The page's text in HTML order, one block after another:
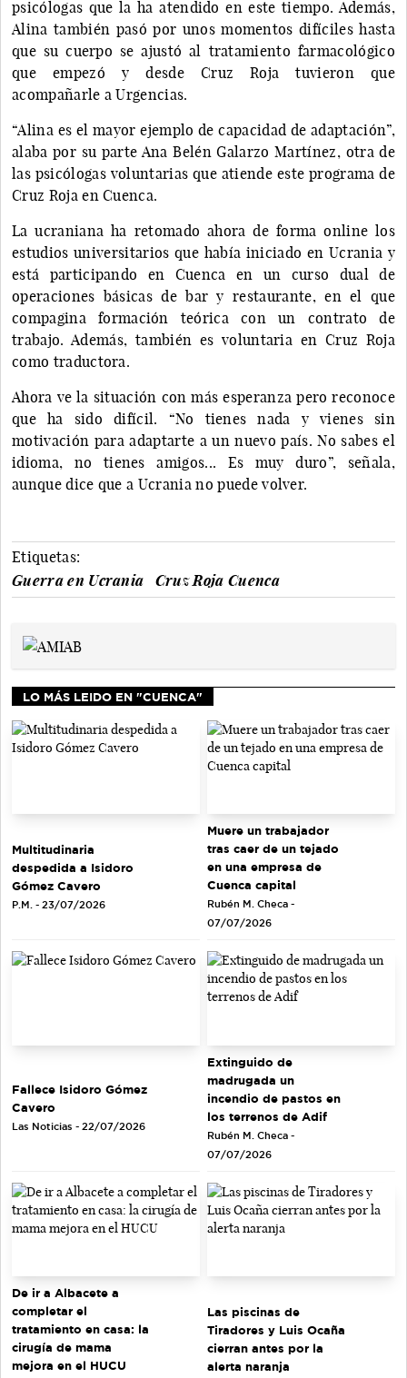
psicólogas que la ha atendido en este tiempo. Además,
Alina también pasó por unos momentos difíciles hasta
que su cuerpo se ajustó al tratamiento farmacológico
que empezó y desde Cruz Roja tuvieron que
acompañarle a Urgencias.
“Alina es el mayor ejemplo de capacidad de adaptación”,
alaba por su parte Ana Belén Galarzo Martínez, otra de
las psicólogas voluntarias que atiende este programa de
Cruz Roja en Cuenca.
La ucraniana ha retomado ahora de forma online los
estudios universitarios que había iniciado en Ucrania y
está participando en Cuenca en un curso dual de
operaciones básicas de bar y restaurante, en el que
compagina formación teórica con un contrato de
trabajo. Además, también es voluntaria en Cruz Roja
como traductora.
Ahora ve la situación con más esperanza pero reconoce
que ha sido difícil. “No tienes nada y vienes sin
motivación para adaptarte a un nuevo país. No sabes el
idioma, no tienes amigos... Es muy duro”, señala,
aunque dice que a Ucrania no puede volver.
Etiquetas:
Guerra en Ucrania
Cruz Roja Cuenca
LO MÁS LEIDO EN "CUENCA"
Multitudinaria
despedida a Isidoro
Gómez Cavero
P.M. - 23/07/2026
Muere un trabajador
tras caer de un tejado
en una empresa de
Cuenca capital
Rubén M. Checa -
07/07/2026
Fallece Isidoro Gómez
Cavero
Las Noticias - 22/07/2026
Extinguido de
madrugada un
incendio de pastos en
los terrenos de Adif
Rubén M. Checa -
07/07/2026
De ir a Albacete a
completar el
tratamiento en casa: la
cirugía de mama
mejora en el HUCU
Las piscinas de
Tiradores y Luis Ocaña
cierran antes por la
alerta naranja